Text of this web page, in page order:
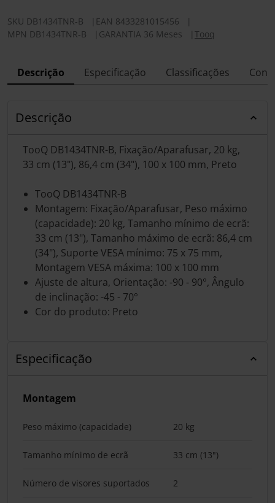
SKU DB1434TNR-B EAN 8433281015456
MPN DB1434TNR-B GARANTIA 36 Meses Tooq
Descrição Especificação Classificações
Descrição
TooQ DB1434TNR-B, Fixação/Aparafusar, 20 kg,
33 cm (13"), 86,4 cm (34"), 100 x 100 mm, Preto
TooQ DB1434TNR-B
Montagem: Fixação/Aparafusar, Peso máximo
(capacidade): 20 kg, Tamanho mínimo de ecrã:
33 cm (13"), Tamanho máximo de ecrã: 86,4 cm
(34"), Suporte VESA mínimo: 75 x 75 mm,
Montagem VESA máxima: 100 x 100 mm
Ajuste de altura, Orientação: -90 - 90°, Ângulo
de inclinação: -45 - 70°
Cor do produto: Preto
Especificação
Montagem
Peso máximo (capacidade) 20 kg
Tamanho mínimo de ecrã 33 cm (13")
Número de visores suportados 2